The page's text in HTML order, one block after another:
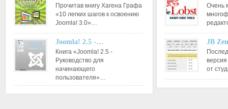
Прочитав книгу Хагена Графа
«10 легких шагов к освоению
Joomla! 3.0»…
Joomla! 2.5 -…
Книга «Joomla! 2.5 -
Руководство для
начинающего
пользователя»…
Очень
JB
от